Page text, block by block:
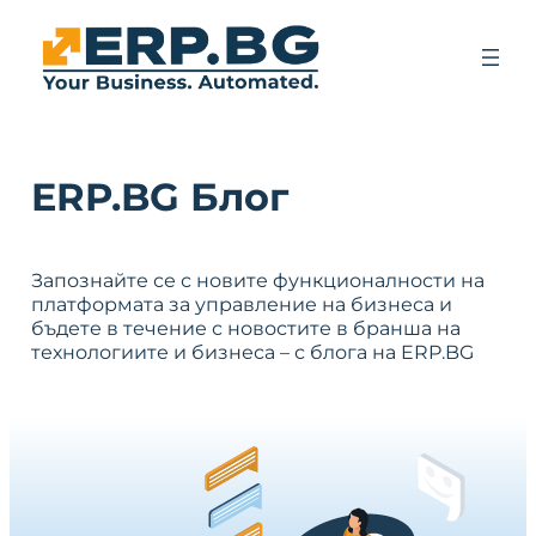
ERP.BG Блог
Запознайте се с новите функционалности на
платформата за управление на бизнеса и
бъдете в течение с новостите в бранша на
технологиите и бизнеса – с блога на ERP.BG